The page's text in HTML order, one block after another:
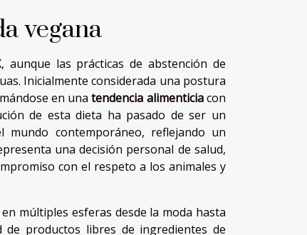
vegana
las prácticas de abstención de
Inicialmente considerada una postura
en unatendencia alimenticiacon
de esta dieta ha pasado de ser un
contemporáneo, reflejando un
una decisión personal de salud,
con el respeto a los animales y
múltiples esferas desde la moda hasta
de productos libres de ingredientes de